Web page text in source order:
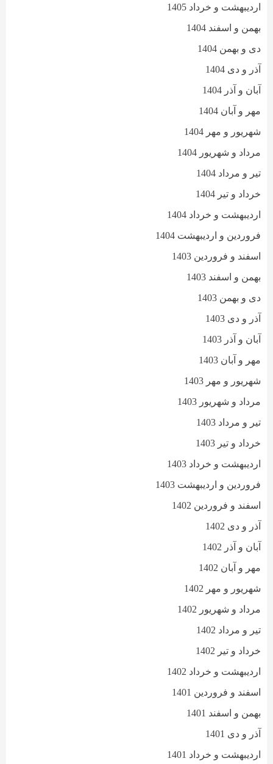
اردیبهشت و خرداد 1405
بهمن و اسفند 1404
دی و بهمن 1404
آذر و دی 1404
آبان و آذر 1404
مهر و آبان 1404
شهریور و مهر 1404
مرداد و شهریور 1404
تیر و مرداد 1404
خرداد و تیر 1404
اردیبهشت و خرداد 1404
فروردین و اردیبهشت 1404
اسفند و فروردین 1403
بهمن و اسفند 1403
دی و بهمن 1403
آذر و دی 1403
آبان و آذر 1403
مهر و آبان 1403
شهریور و مهر 1403
مرداد و شهریور 1403
تیر و مرداد 1403
خرداد و تیر 1403
اردیبهشت و خرداد 1403
فروردین و اردیبهشت 1403
اسفند و فروردین 1402
آذر و دی 1402
آبان و آذر 1402
مهر و آبان 1402
شهریور و مهر 1402
مرداد و شهریور 1402
تیر و مرداد 1402
خرداد و تیر 1402
اردیبهشت و خرداد 1402
اسفند و فروردین 1401
بهمن و اسفند 1401
آذر و دی 1401
اردیبهشت و خرداد 1401